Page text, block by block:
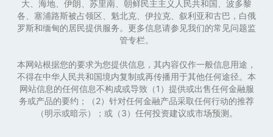
大、海地、伊朗、苏里南、朝鲜民主主义人民共和国、波多黎
各、塞浦路斯被占领区、魁北克、伊拉克、叙利亚和古巴，白俄
罗斯和缅甸的居民提供服务。更多信息请参见我们的常见问题监
管专栏。
本网站根据您的要求为您提供信息，其内容仅作一般信息用途，
不得在中华人民共和国境内复制或再传播用于其他任何途径。本
网站信息的任何信息不构成或导致（1）提供或出售任何金融服
务或产品的要约；（2）针对任何金融产品采取任何行动的推荐
（明示或暗示）；或（3）任何投资建议或市场预测。